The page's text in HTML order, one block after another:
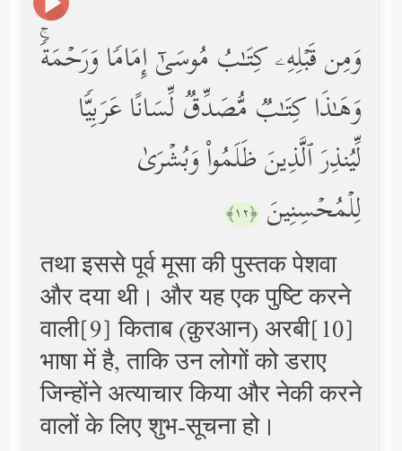
وَمِن قَبۡلِهِۦ كِتَـٰبُ مُوسَىٰۤ إِمَامࣰا وَرَحۡمَةࣰۚ
وَهَـٰذَا كِتَـٰبࣱ مُّصَدِّقࣱ لِّسَانًا عَرَبِیࣰّا
لِّیُنذِرَ ٱلَّذِینَ ظَلَمُواْ وَبُشۡرَىٰ
لِلۡمُحۡسِنِینَ ﴿١٢﴾
तथा इससे पूर्व मूसा की पुस्तक पेशवा
और दया थी। और यह एक पुष्टि करने
वाली[9] किताब (क़ुरआन) अरबी[10]
भाषा में है, ताकि उन लोगों को डराए
जिन्होंने अत्याचार किया और नेकी करने
वालों के लिए शुभ-सूचना हो।